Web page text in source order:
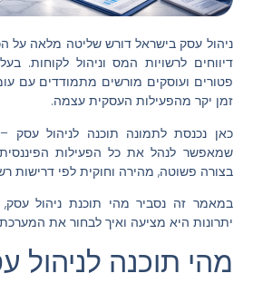
ניהול עסק בישראל דורש שליטה מלאה על
דיווחים לרשויות המס וניהול לקוחות.
פטורים ועוסקים מורשים מתמודדים עם
זמן יקר מהפעילות העסקית עצמה.
כאן נכנסת לתמונה תוכנה לניהול עסק
שמאפשר לנהל את כל הפעילות
בצורה פשוטה, מהירה וחוקית לפי דרישות
במאמר זה נסביר מהי תוכנת ניהול
יתרונות היא מציעה ואיך לבחור את
מהי תוכנה לניהול